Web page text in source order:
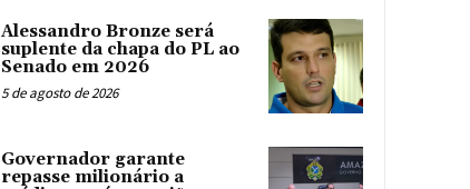
Alessandro Bronze será
suplente da chapa do PL ao
Senado em 2026
5 de agosto de 2026
Governador garante
repasse milionário a